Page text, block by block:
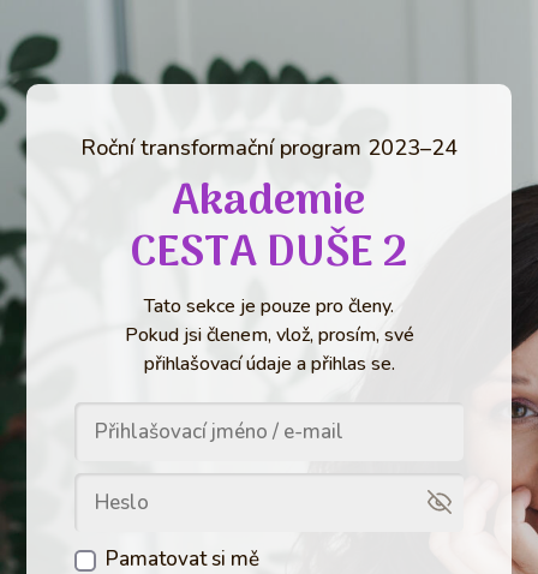
Roční transformační program 2023–24
Akademie
CESTA DUŠE 2
Tato sekce je pouze pro členy.
Pokud jsi členem, vlož, prosím, své
přihlašovací údaje a přihlas se.
Pamatovat si mě